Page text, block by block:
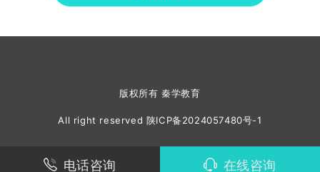
版权所有 秦学教育
All right reserved 陕ICP备2024057480号-1
电话咨询 在线咨询